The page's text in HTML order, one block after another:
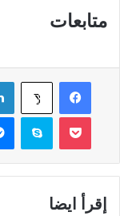
متابعات
فيسبوك ‫X
سكايب
إقرأ ايضا